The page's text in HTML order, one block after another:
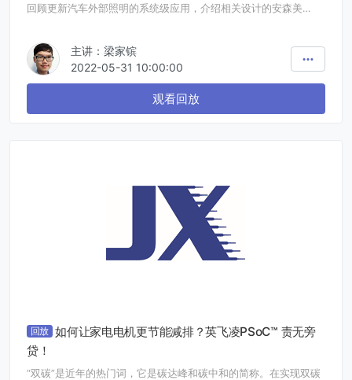
回顾更新汽车外部照明的系统级应用，介绍相关设计的安森美
主讲：梁家镔
2022-05-31 10:00:00
观看回放
回放 如何让家电电机更节能减排？英飞凌PSoC™ 责无旁
贷！
“双碳”是近年的热门词，它是碳达峰和碳中和的简称。在实现双碳